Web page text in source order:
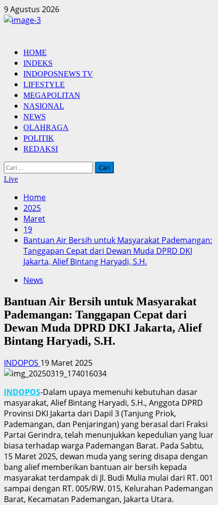
Skip
to
9 Agustus 2026
Primary
Menu
HOME
INDEKS
INDOPOSNEWS TV
LIFESTYLE
MEGAPOLITAN
NASIONAL
NEWS
OLAHRAGA
POLITIK
REDAKSI
Cari
untuk:
Live
Home
2025
Maret
19
Bantuan Air Bersih untuk Masyarakat Pademangan:
Tanggapan Cepat dari Dewan Muda DPRD DKI
Jakarta, Alief Bintang Haryadi, S.H.
News
Bantuan Air Bersih untuk Masyarakat
Pademangan: Tanggapan Cepat dari
Dewan Muda DPRD DKI Jakarta, Alief
Bintang Haryadi, S.H.
INDOPOS 19 Maret 2025
INDOPOS-Dalam upaya memenuhi kebutuhan dasar
masyarakat, Alief Bintang Haryadi, S.H., Anggota DPRD
Provinsi DKI Jakarta dari Dapil 3 (Tanjung Priok,
Pademangan, dan Penjaringan) yang berasal dari Fraksi
Partai Gerindra, telah menunjukkan kepedulian yang luar
biasa terhadap warga Pademangan Barat. Pada Sabtu,
15 Maret 2025, dewan muda yang sering disapa dengan
bang alief memberikan bantuan air bersih kepada
masyarakat terdampak di Jl. Budi Mulia mulai dari RT. 001
sampai dengan RT. 005/RW. 015, Kelurahan Pademangan
Barat, Kecamatan Pademangan, Jakarta Utara.